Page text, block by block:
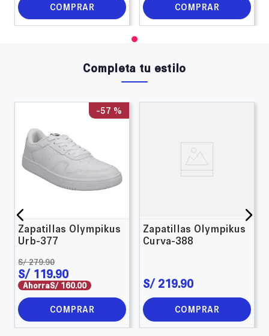
COMPRAR COMPRAR
Completa tu estilo
-57 %
Zapatillas Olympikus
Urb-377
S/ 279.90
S/ 119.90
AhorraS/ 160.00
COMPRAR
Zapatillas Olympikus
Curva-388
S/ 219.90
COMPRAR